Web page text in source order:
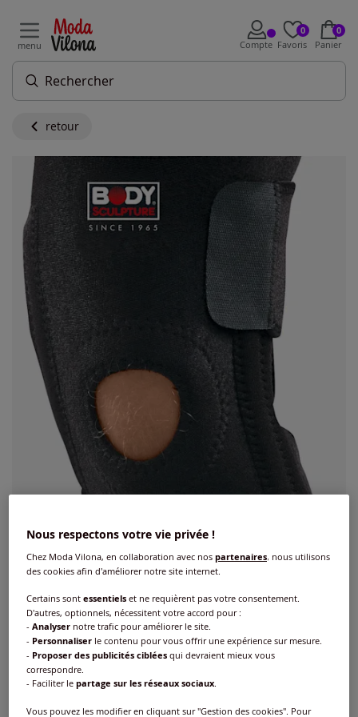
menu Compte
0
Favoris
0
Panier
retour
Bandage genou soutien des muscles et
des tendons
Réf : 499.000.050
Nous respectons votre vie privée !
Chez Moda Vilona, en collaboration avec nospartenaires, nous utilisons
des cookies afin d'améliorer notre site internet.
Certains sontessentiels et ne requièrent pas votre consentement.
D'autres, optionnels, nécessitent votre accord pour :
-Analyser notre trafic pour améliorer le site.
- Personnaliser le contenu pour vous offrir une expérience sur mesure.
- Proposer des publicités ciblées qui devraient mieux vous
correspondre.
- Faciliter lepartage sur les réseaux sociaux
Vous pouvez les modifier en cliquant sur "Gestion des cookies". Pour